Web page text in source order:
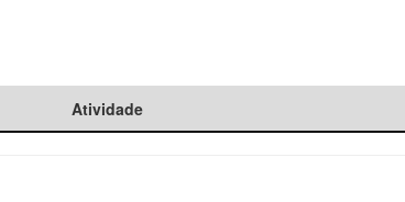
Atividade